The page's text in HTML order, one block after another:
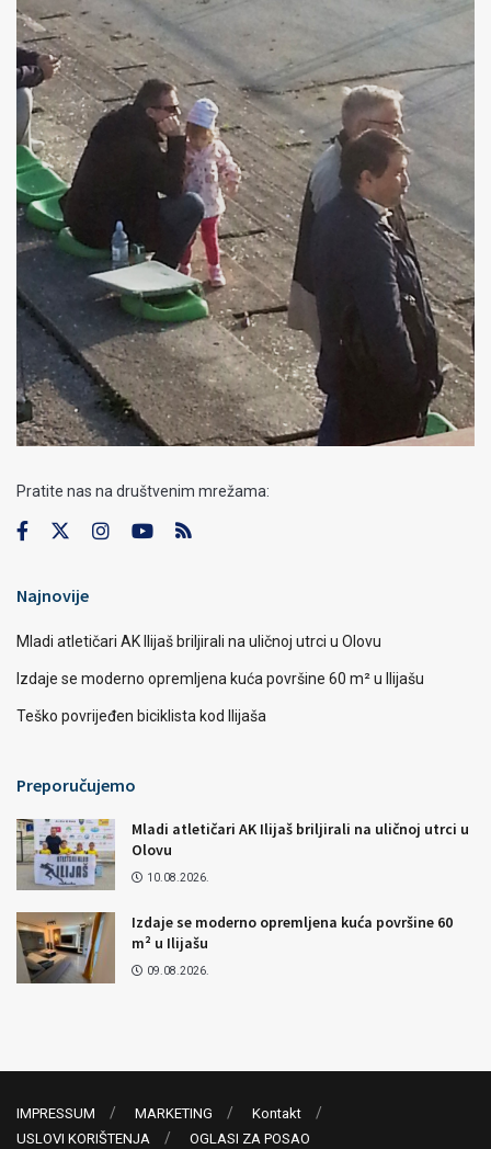
Pratite nas na društvenim mrežama:
Najnovije
Mladi atletičari AK Ilijaš briljirali na uličnoj utrci u Olovu
Izdaje se moderno opremljena kuća površine 60 m² u Ilijašu
Teško povrijeđen biciklista kod Ilijaša
Preporučujemo
Mladi atletičari AK Ilijaš briljirali na uličnoj utrci u
Olovu
10.08.2026.
Izdaje se moderno opremljena kuća površine 60
m² u Ilijašu
09.08.2026.
IMPRESSUM MARKETING
Kontakt
USLOVI KORIŠTENJA
OGLASI ZA POSAO